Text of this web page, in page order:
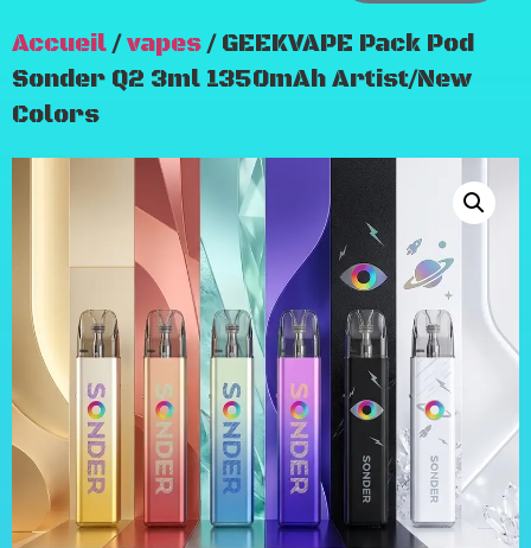
Accueil/vapes/ GEEKVAPE Pack Pod
Sonder Q2 3ml 1350mAh Artist/New
Colors